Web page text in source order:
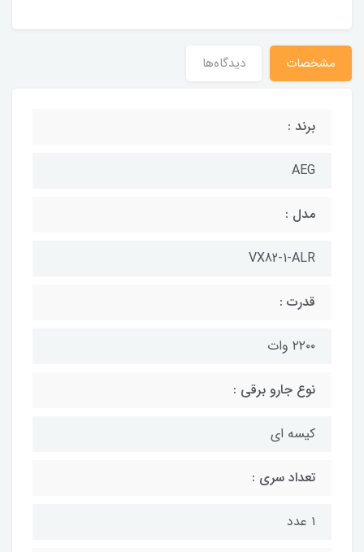
مشخصات دیدگاه‌ها
برند :
AEG
مدل :
VX82-1-ALR
قدرت :
۲۲۰۰ وات
نوع جارو برقی :
کیسه ای
تعداد سری :
۱ عدد